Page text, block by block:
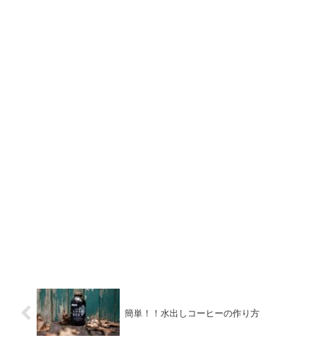
簡単！！水出しコーヒーの作り方